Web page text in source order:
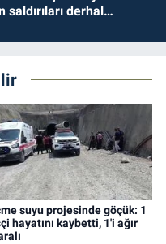
saldırıları derhal
suyu projesinde göçük: 1
hayatını kaybetti, 1'i ağır